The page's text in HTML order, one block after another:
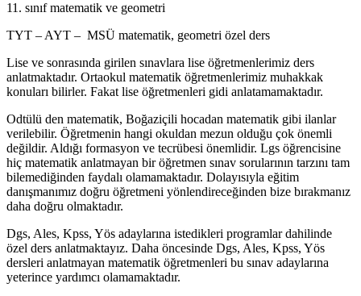
11. sınıf matematik ve geometri
TYT – AYT – MSÜ matematik, geometri özel ders
Lise ve sonrasında girilen sınavlara lise öğretmenlerimiz ders
anlatmaktadır. Ortaokul matematik öğretmenlerimiz muhakkak
konuları bilirler. Fakat lise öğretmenleri gidi anlatamamaktadır.
Odtülü den matematik, Boğaziçili hocadan matematik gibi ilanlar
verilebilir. Öğretmenin hangi okuldan mezun olduğu çok önemli
değildir. Aldığı formasyon ve tecrübesi önemlidir. Lgs öğrencisine
hiç matematik anlatmayan bir öğretmen sınav sorularının tarzını tam
bilemediğinden faydalı olamamaktadır. Dolayısıyla eğitim
danışmanımız doğru öğretmeni yönlendireceğinden bize bırakmanız
daha doğru olmaktadır.
Dgs, Ales, Kpss, Yös adaylarına istedikleri programlar dahilinde
özel ders anlatmaktayız. Daha öncesinde Dgs, Ales, Kpss, Yös
dersleri anlatmayan matematik öğretmenleri bu sınav adaylarına
yeterince yardımcı olamamaktadır.